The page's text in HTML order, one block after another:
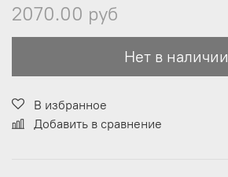
2070.00 руб
Нет в наличии
В избранное
Добавить в сравнение